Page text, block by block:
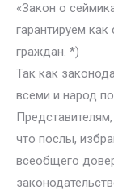
«Закон о
гарантируем
граждан. *)
Так как
всеми и народ
что послы,
всеобщего